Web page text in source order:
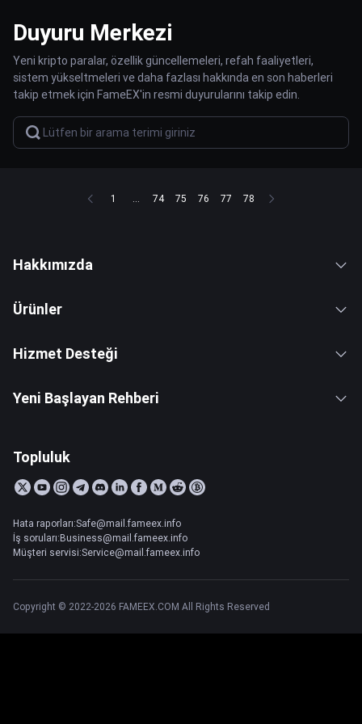
Duyuru Merkezi
Yeni kripto paralar, özellik güncellemeleri, refah faaliyetleri,
sistem yükseltmeleri ve daha fazlası hakkında en son haberleri
takip etmek için FameEX'in resmi duyurularını takip edin.
1 ... 74 75 76 77 78
Hakkımızda
Ürünler
Hizmet Desteği
Yeni Başlayan Rehberi
Topluluk
Hata raporları:Safe@mail.fameex.info
İş soruları:Business@mail.fameex.info
Müşteri servisi:Service@mail.fameex.info
Copyright © 2022-2026 FAMEEX.COM All Rights Reserved